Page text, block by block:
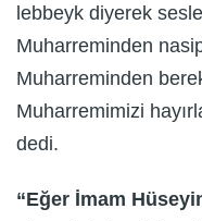
lebbeyk diyerek
Muharreminden
Muharreminden
Muharremimizi
dedi.
“Eğer İmam